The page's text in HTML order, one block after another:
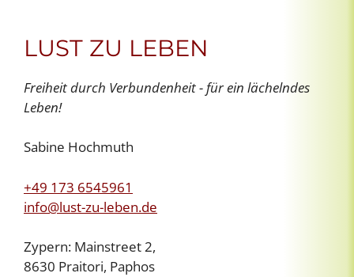
LUST ZU LEBEN
Freiheit durch Verbundenheit - für ein lächelndes
Leben!
Sabine Hochmuth
+49 173 6545961
info@lust-zu-leben.de
Zypern: Mainstreet 2,
8630 Praitori, Paphos